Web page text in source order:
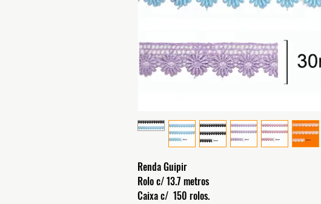
Renda Guipir
Rolo c/ 13.7 metros
Caixa c/ 150 rolos.